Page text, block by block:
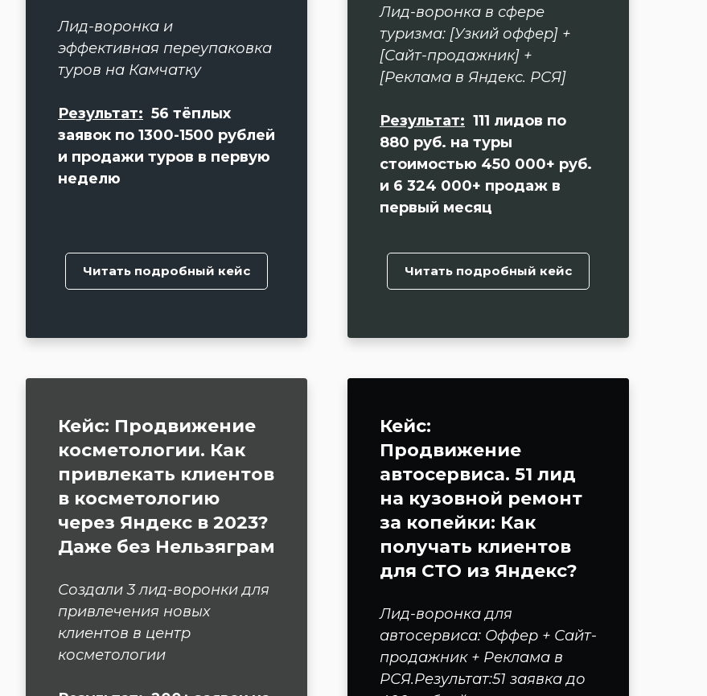
Лид-воронка и
эффективная переупаковка
туров на Камчатку
Результат: 56 тёплых
заявок по 1300-1500 рублей
и продажи туров в первую
неделю
Читать подробный кейс
Лид-воронка в сфере
туризма: [Узкий оффер] +
[Сайт-продажник] +
[Реклама в Яндекс. РСЯ]
Результат: 111 лидов по
880 руб. на туры
стоимостью 450 000+ руб.
и 6 324 000+ продаж в
первый месяц
Читать подробный кейс
Кейс: Продвижение
косметологии. Как
привлекать клиентов
в косметологию
через Яндекс в 2023?
Даже без Нельзяграм
Создали 3 лид-воронки для
привлечения новых
клиентов в центр
косметологии
Кейс:
Продвижение
автосервиса. 51 лид
на кузовной ремонт
за копейки: Как
получать клиентов
для СТО из Яндекс?
Лид-воронка для
автосервиса: Оффер + Сайт-
продажник + Реклама в
РСЯ.Результат:51 заявка до